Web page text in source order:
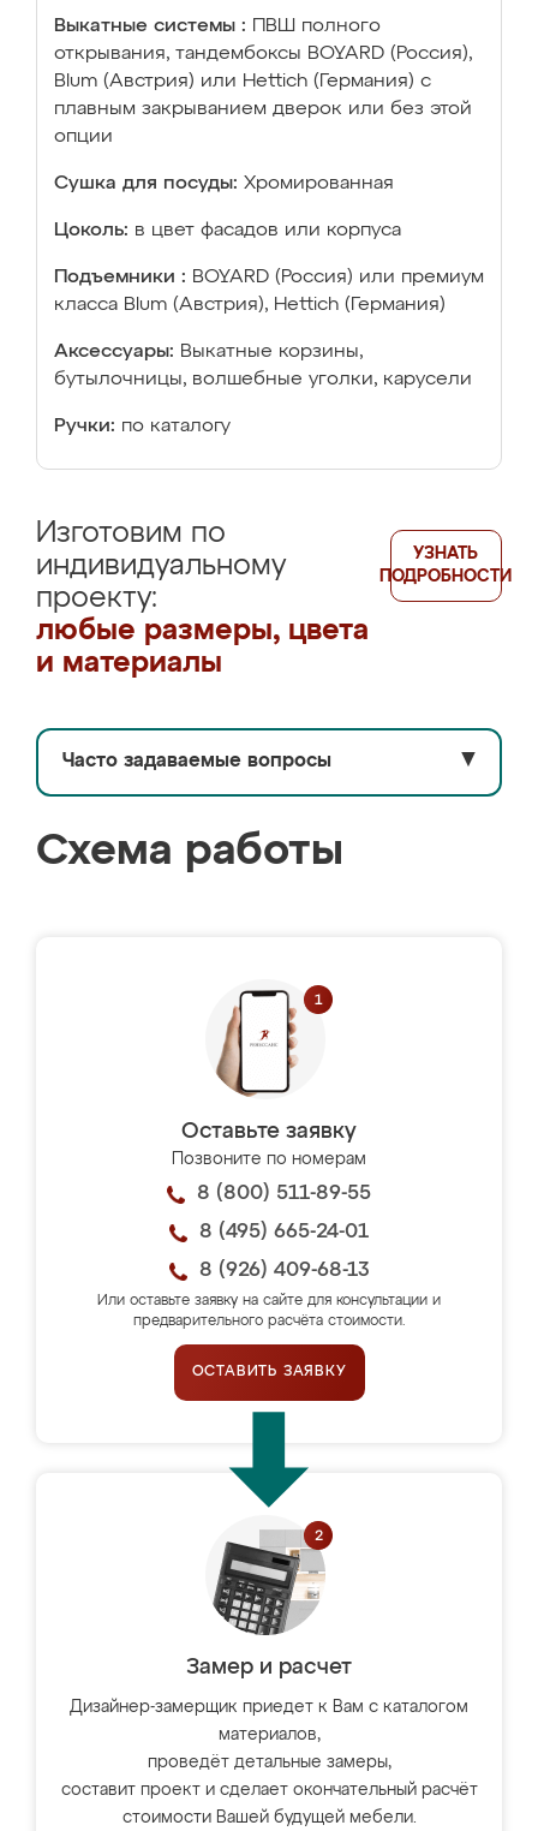
Выкатные системы :
ПВШ полного
открывания, тандембоксы BOYARD (Россия),
Blum (Австрия) или Hettich (Германия) с
плавным закрыванием дверок или без этой
опции
Сушка для посуды: Хромированная
Цоколь: в цвет фасадов или корпуса
Подъемники : BOYARD (Россия) или премиум
класса Blum (Австрия), Hettich (Германия)
Аксессуары: Выкатные корзины,
бутылочницы, волшебные уголки, карусели
Ручки: по каталогу
Изготовим по
индивидуальному
проекту:
любые размеры, цвета
и материалы
УЗНАТЬ
ПОДРОБНОСТИ
Часто задаваемые вопросы ▼
Схема работы
Оставьте заявку
Позвоните по номерам
8 (800) 511-89-55
8 (495) 665-24-01
8 (926) 409-68-13
Или оставьте заявку на сайте для консультации и
предварительного расчёта стоимости.
ОСТАВИТЬ ЗАЯВКУ
Замер и расчет
Дизайнер-замерщик приедет к Вам с каталогом
материалов,
проведёт детальные замеры,
составит проект и сделает окончательный расчёт
стоимости Вашей будущей мебели.